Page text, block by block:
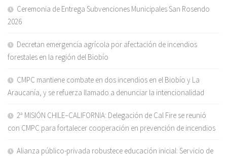
Ceremonia de Entrega Subvenciones Municipales San Rosendo
2026
Decretan emergencia agrícola por afectación de incendios
forestales en la región del Biobío
CMPC mantiene combate en dos incendios en el Biobío y La
Araucanía, y se refuerza llamado a denunciar la intencionalidad
2ª MISIÓN CHILE–CALIFORNIA: Delegación de Cal Fire se reunió
con CMPC para fortalecer cooperación en prevención de incendios
Alianza público-privada robustece educación inicial: Servicio de